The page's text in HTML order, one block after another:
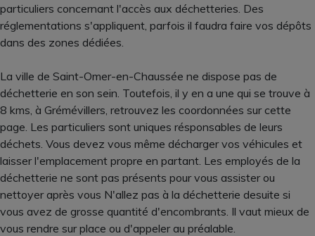
particuliers concernant l'accès aux déchetteries. Des
réglementations s'appliquent, parfois il faudra faire vos dépôts
dans des zones dédiées.
La ville de Saint-Omer-en-Chaussée ne dispose pas de
déchetterie en son sein. Toutefois, il y en a une qui se trouve à
8 kms, à Grémévillers, retrouvez les coordonnées sur cette
page. Les particuliers sont uniques résponsables de leurs
déchets. Vous devez vous même décharger vos véhicules et
laisser l'emplacement propre en partant. Les employés de la
déchetterie ne sont pas présents pour vous assister ou
nettoyer après vous N'allez pas à la déchetterie desuite si
vous avez de grosse quantité d'encombrants. Il vaut mieux de
vous rendre sur place ou d'appeler au préalable.